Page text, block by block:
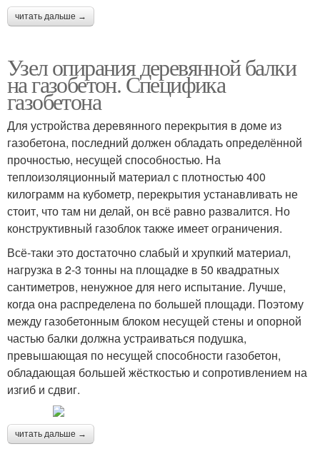
читать дальше →
Узел опирания деревянной балки
на газобетон. Специфика
газобетона
Для устройства деревянного перекрытия в доме из
газобетона, последний должен обладать определённой
прочностью, несущей способностью. На
теплоизоляционный материал с плотностью 400
килограмм на кубометр, перекрытия устанавливать не
стоит, что там ни делай, он всё равно развалится. Но
конструктивный газоблок также имеет ограничения.
Всё-таки это достаточно слабый и хрупкий материал,
нагрузка в 2-3 тонны на площадке в 50 квадратных
сантиметров, ненужное для него испытание. Лучше,
когда она распределена по большей площади. Поэтому
между газобетонным блоком несущей стены и опорной
частью балки должна устраиваться подушка,
превышающая по несущей способности газобетон,
обладающая большей жёсткостью и сопротивлением на
изгиб и сдвиг.
читать дальше →